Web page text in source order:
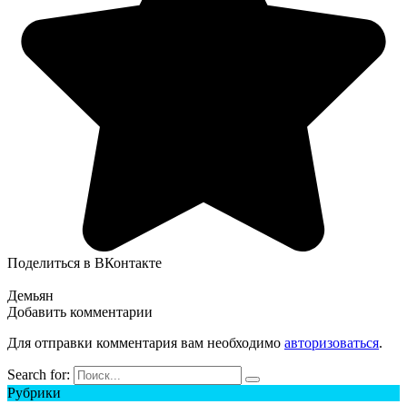
Поделиться в ВКонтакте
Демьян
Добавить комментарии
Для отправки комментария вам необходимо авторизоваться.
Search for:
Рубрики